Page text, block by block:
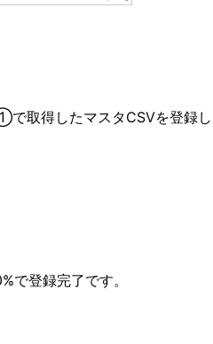
取得したマスタCSVを登録し
で登録完了です。